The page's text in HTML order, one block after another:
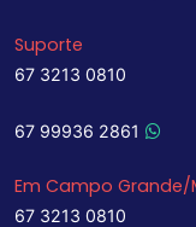
Suporte
67 3213 0810
67 99936 2861
Em Campo Grande/
67 3213 0810